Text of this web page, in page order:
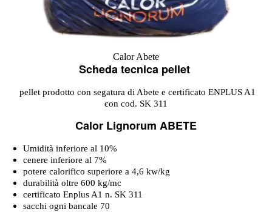
Calor Abete
Scheda tecnica pellet
pellet prodotto con segatura di Abete e certificato ENPLUS A1
con cod. SK 311
Calor Lignorum ABETE
Umidità inferiore al 10%
cenere inferiore al 7%
potere calorifico superiore a 4,6 kw/kg
durabilità oltre 600 kg/mc
certificato Enplus A1 n. SK 311
sacchi ogni bancale 70